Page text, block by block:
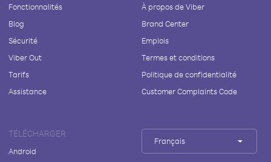
Fonctionnalités
Blog
Sécurité
Viber Out
Tarifs
Assistance
À propos de Viber
Brand Center
Emplois
Termes et conditions
Politique de confidentialité
Customer Complaints Code
TÉLÉCHARGER
Android
Français